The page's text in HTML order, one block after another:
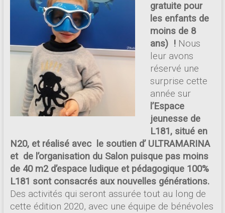
gratuite pour
les enfants de
moins de 8
ans) !Nous
leur avons
réservé une
surprise cette
année sur
l’Espace
jeunesse de
L181, situé en
N20, et réalisé avec le soutien d’ULTRAMARINA
et de l’organisation du Salon puisque pas moins
de 40 m2 d’espace ludique et pédagogique 100%
L181 sont consacrés aux nouvelles générations.
Des activités qui seront assurée tout au long de
cette édition 2020, avec une équipe de bénévoles